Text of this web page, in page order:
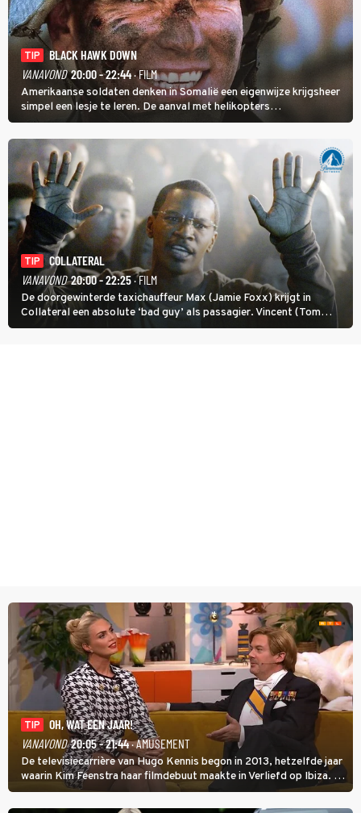
TIP
BLACK HAWK DOWN
VANAVOND 20:00 - 22:44· FILM
Amerikaanse soldaten denken in Somalië een eigenwijze krijgsheer
simpel een lesje te leren. De aanval met helikopters
verloopt in Black Hawk down dramatisch.
TIP
COLLATERAL
VANAVOND 20:00 - 22:25· FILM
De doorgewinterde taxichauffeur Max (Jamie Foxx) krijgt in
Collateral een absolute ‘bad guy’ als passagier. Vincent (Tom
Cruise) heeft hem nodig om hem de stad door te loodsen om een
TIP
OH, WAT EEN JAAR!
VANAVOND 20:05 - 21:44· AMUSEMENT
De televisiecarrière van Hugo Kennis begon in 2013, hetzelfde jaar
waarin Kim Feenstra haar filmdebuut maakte in Verliefd op Ibiza. In
Oh, Wat een Jaar! wordt duidelijk wat ze nog meer weten van het
jaar waarin ze allebei eindtwintigers waren.